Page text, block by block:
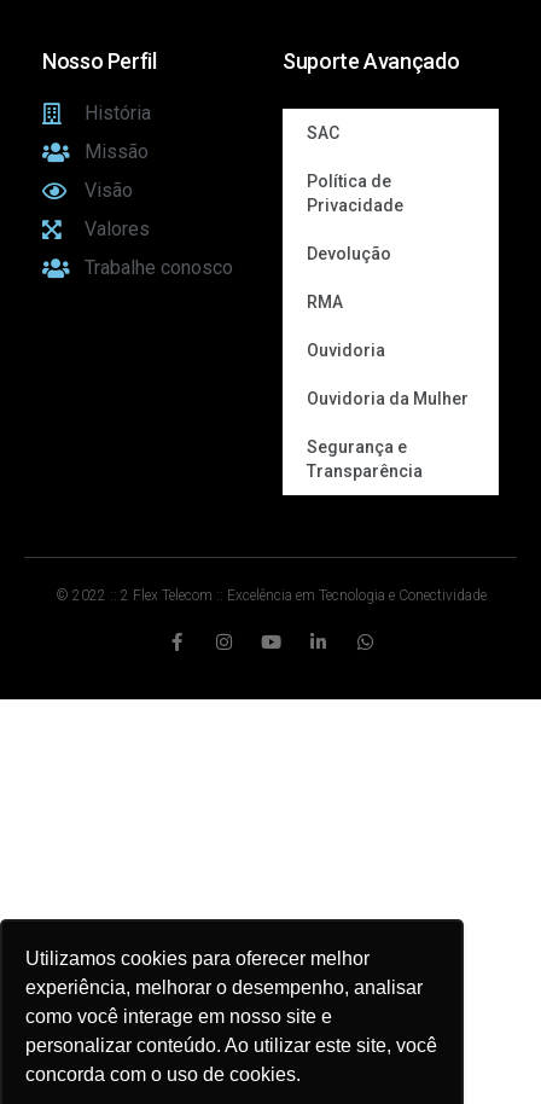
Utilizamos cookies para oferecer melhor
experiência, melhorar o desempenho, analisar
como você interage em nosso site e
personalizar conteúdo. Ao utilizar este site, você
concorda com o uso de cookies.
Nosso Perfil
História
Missão
Visão
Valores
Trabalhe conosco
Suporte Avançado
SAC
Política de
Privacidade
Devolução
RMA
Ouvidoria
Ouvidoria da Mulher
Segurança e
Transparência
© 2022 :: 2 Flex Telecom :: Excelência em Tecnologia e Conectividade